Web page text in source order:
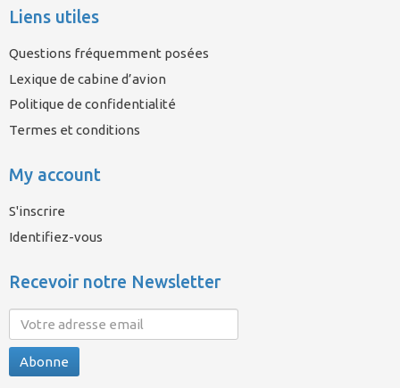
Liens utiles
Questions fréquemment posées
Lexique de cabine d’avion
Politique de confidentialité
Termes et conditions
My account
S'inscrire
Identifiez-vous
Recevoir notre Newsletter
Abonne